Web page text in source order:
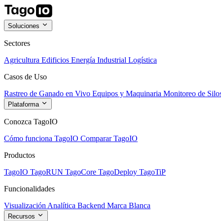
Soluciones
Sectores
Agricultura Edificios Energía Industrial Logística
Casos de Uso
Rastreo de Ganado en Vivo Equipos y Maquinaria Monitoreo de
Plataforma
Conozca TagoIO
Cómo funciona TagoIO Comparar TagoIO
Productos
TagoIO TagoRUN TagoCore TagoDeploy TagoTiP
Funcionalidades
Visualización Analítica Backend Marca Blanca
Recursos